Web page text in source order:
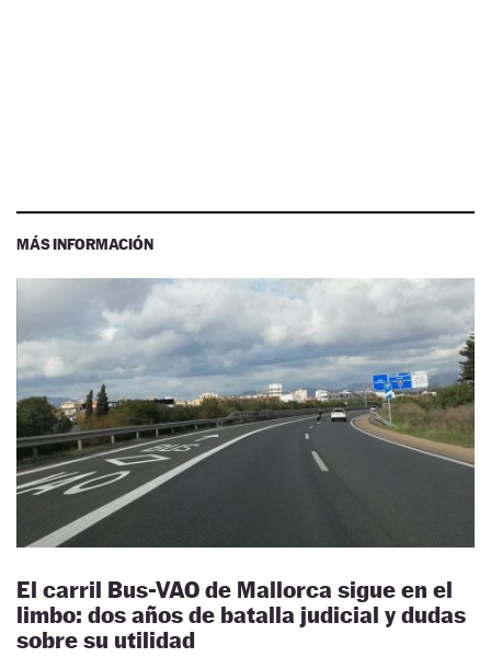
MÁS INFORMACIÓN
El carril Bus-VAO de Mallorca sigue en el
limbo: dos años de batalla judicial y dudas
sobre su utilidad